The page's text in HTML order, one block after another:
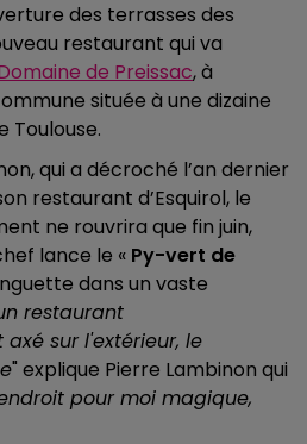
des terrasses des
restaurant qui va
de Preissac, à
située à une dizaine
Toulouse.
qui a décroché l’an dernier
restaurant d’Esquirol, le
ne rouvrira que fin juin,
lance le « Py-vert de
dans un vaste
restaurant
sur l'extérieur, le
" explique Pierre Lambinon qui
pour moi magique,